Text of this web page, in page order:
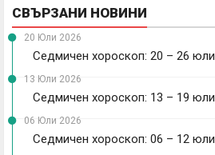
СВЪРЗАНИ НОВИНИ
20 Юли 2026
Седмичен хороскоп: 20 – 26 юли
13 Юли 2026
Седмичен хороскоп: 13 – 19 юли
06 Юли 2026
Седмичен хороскоп: 06 – 12 юли